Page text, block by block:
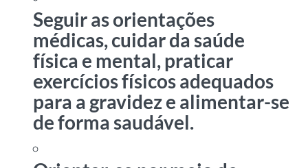
Seguir as orientações
médicas, cuidar da saúde
física e mental, praticar
exercícios físicos adequados
para a gravidez e alimentar-se
de forma saudável.